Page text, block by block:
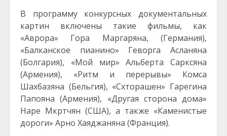
В программу конкурсных документальных
картин включены такие фильмы, как
«Аврора» Гора Маргаряна, (Германия),
«Балканское пианино» Геворга Асланяна
(Болгария), «Мой мир» Альберта Сарксяна
(Армения), «Ритм и перерывы» Комса
Шахбазяна (Бельгия), «Схторашен» Гарегина
Папояна (Армения), «Другая сторона дома»
Наре Мкртчян (США), а также «Каменистые
дороги» Арно Хаяджаняна (Франция).